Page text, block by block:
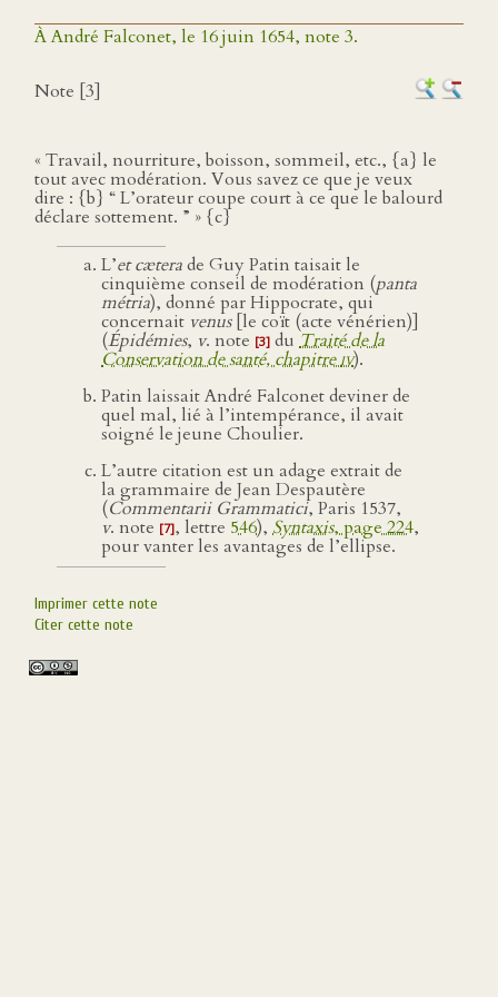
À André Falconet, le 16 juin 1654, note 3.
Note [3]
« Travail, nourriture, boisson, sommeil, etc., {a} le
tout avec modération. Vous savez ce que je veux
dire : {b} “ L’orateur coupe court à ce que le balourd
déclare sottement. ” » {c}
L’et cæterade Guy Patin taisait le
cinquième conseil de modération (panta
métria), donné par Hippocrate, qui
concernait venus[le coït (acte vénérien)]
(Épidémies, v. note [3] du Traité de la
Conservation de santé, chapitreiv).
Patin laissait André Falconet deviner de
quel mal, lié à l’intempérance, il avait
soigné le jeune Choulier.
L’autre citation est un adage extrait de
la grammaire de Jean Despautère
(Commentarii Grammatici, Paris 1537,
v. note [7], lettre 546), Syntaxis, page 224,
pour vanter les avantages de l’ellipse.
Imprimer cette note
Citer cette note